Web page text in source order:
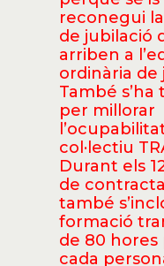
reconegui
de jubilació
arriben a
ordinària de
També
per millorar
col·lectiu
Durant els
de
també
formació
de 80 hores
cada